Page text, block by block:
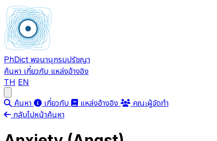
PhDict พจนานุกรมปรัชญา
ค้นหา เกี่ยวกับ แหล่งอ้างอิง
TH EN
ค้นหา เกี่ยวกับ แหล่งอ้างอิง
คณะผู้จัดทำ
กลับไปหน้าค้นหา